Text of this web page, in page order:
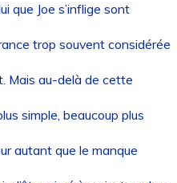
que Joe s’inflige sont
trop souvent considérée
Mais au-delà de cette
simple, beaucoup plus
autant que le manque